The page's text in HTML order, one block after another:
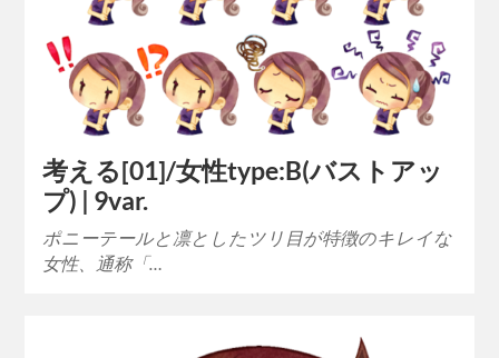
考える[01]/女性type:B(バストアッ
プ) | 9var.
ポニーテールと凛としたツリ目が特徴のキレイな
女性、通称「…